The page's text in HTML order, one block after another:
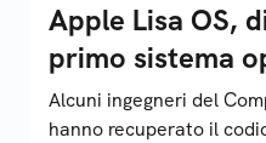
Apple Lisa OS,
primo sistema
Alcuni ingegneri del
hanno recuperato il